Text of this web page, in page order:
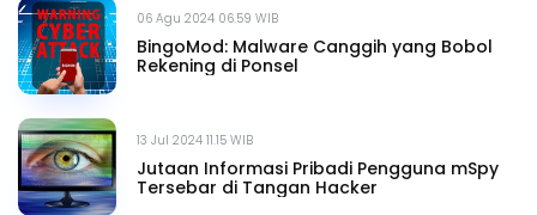
06 Agu 2024 06.59 WIB
BingoMod: Malware Canggih yang Bobol
Rekening di Ponsel
13 Jul 2024 11.15 WIB
Jutaan Informasi Pribadi Pengguna mSpy
Tersebar di Tangan Hacker